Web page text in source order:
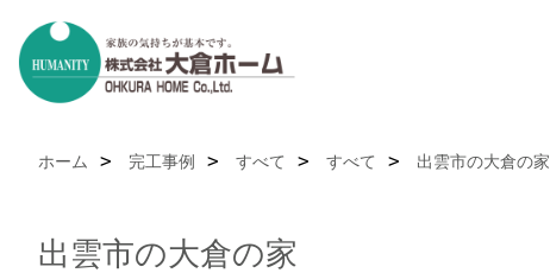
ホーム 完工事例 すべて すべて 出雲市の大倉の家
出雲市の大倉の家